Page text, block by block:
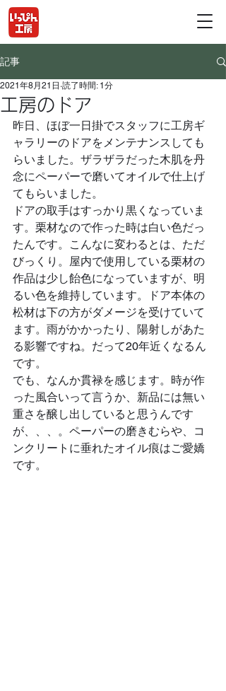
記事
工房のドア
2021年8月21日 読了時間: 1分
昨日、ほぼ一日掛でスタッフに工房ギ
ャラリーのドアをメンテナンスしても
らいました。ザラザラだった木肌を丹
念にペーパーで磨いてオイルで仕上げ
てもらいました。
ドアの取手はすっかり黒くなっていま
す。栗材なので作った時は白い色だっ
たんです。こんなに変わるとは、ただ
びっくり。屋内で使用している栗材の
作品は少し飴色になっていますが、明
るい色を維持しています。ドア本体の
松材は下の方がダメージを受けていて
ます。雨がかかったり、陽射しがあた
る影響ですね。だって20年近くなるん
です。
でも、なんか貫禄を感じます。時が作
った風合いって言うか、新品には無い
重さを醸し出していると思うんです
が、、、。ペーパーの磨きむらや、コ
ンクリートに垂れたオイル痕はご愛嬌
です。